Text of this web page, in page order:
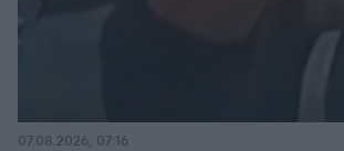
07.08.2026, 07:16